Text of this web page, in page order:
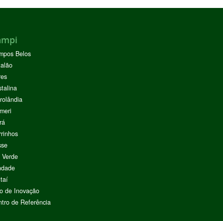
Belos
de Inovação
de Referência